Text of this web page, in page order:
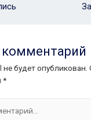
комментарий
будет опубликован.
*